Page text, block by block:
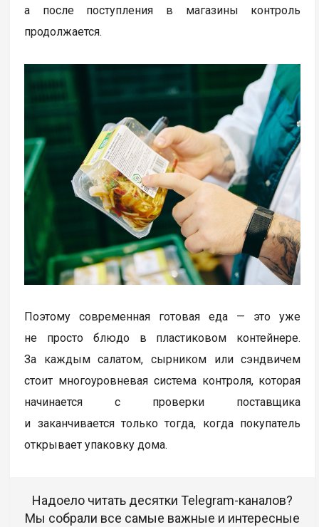
а после поступления в магазины контроль
продолжается.
Поэтому современная готовая еда — это уже
не просто блюдо в пластиковом контейнере.
За каждым салатом, сырником или сэндвичем
стоит многоуровневая система контроля, которая
начинается с проверки поставщика
и заканчивается только тогда, когда покупатель
открывает упаковку дома.
Надоело читать десятки Telegram-каналов?
Мы собрали все самые важные и интересные